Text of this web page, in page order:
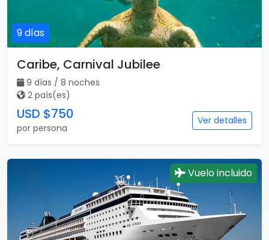
9 días
Caribe, Carnival Jubilee
USD $750
por persona
Ver detalles